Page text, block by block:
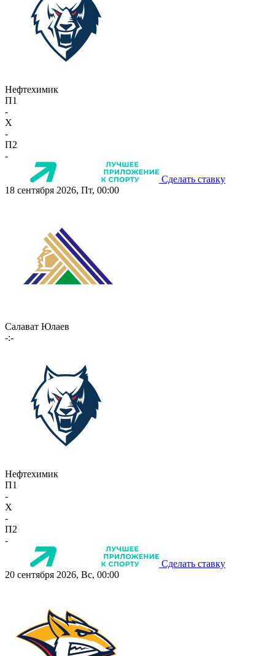
Нефтехимик
П1
-
X
-
П2
-
Сделать ставку
18 сентября 2026, Пт, 00:00
Салават Юлаев
-:-
Нефтехимик
П1
-
X
-
П2
-
Сделать ставку
20 сентября 2026, Вс, 00:00